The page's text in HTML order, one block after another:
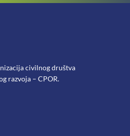
civilnog društva
razvoja – CPOR.